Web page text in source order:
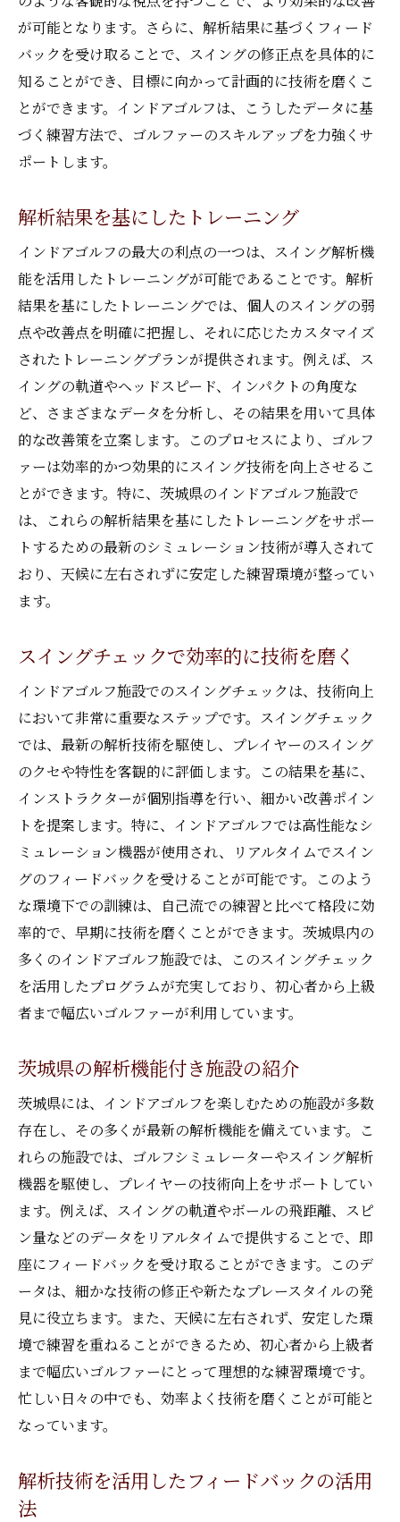
が可能となります。さらに、解析結果に基づくフィード
バックを受け取ることで、スイングの修正点を具体的に
知ることができ、目標に向かって計画的に技術を磨くこ
とができます。インドアゴルフは、こうしたデータに基
づく練習方法で、ゴルファーのスキルアップを力強くサ
ポートします。
解析結果を基にしたトレーニング
インドアゴルフの最大の利点の一つは、スイング解析機
能を活用したトレーニングが可能であることです。解析
結果を基にしたトレーニングでは、個人のスイングの弱
点や改善点を明確に把握し、それに応じたカスタマイズ
されたトレーニングプランが提供されます。例えば、ス
イングの軌道やヘッドスピード、インパクトの角度な
ど、さまざまなデータを分析し、その結果を用いて具体
的な改善策を立案します。このプロセスにより、ゴルフ
ァーは効率的かつ効果的にスイング技術を向上させるこ
とができます。特に、茨城県のインドアゴルフ施設で
は、これらの解析結果を基にしたトレーニングをサポー
トするための最新のシミュレーション技術が導入されて
おり、天候に左右されずに安定した練習環境が整ってい
ます。
スイングチェックで効率的に技術を磨く
インドアゴルフ施設でのスイングチェックは、技術向上
において非常に重要なステップです。スイングチェック
では、最新の解析技術を駆使し、プレイヤーのスイング
のクセや特性を客観的に評価します。この結果を基に、
インストラクターが個別指導を行い、細かい改善ポイン
トを提案します。特に、インドアゴルフでは高性能なシ
ミュレーション機器が使用され、リアルタイムでスイン
グのフィードバックを受けることが可能です。このよう
な環境下での訓練は、自己流での練習と比べて格段に効
率的で、早期に技術を磨くことができます。茨城県内の
多くのインドアゴルフ施設では、このスイングチェック
を活用したプログラムが充実しており、初心者から上級
者まで幅広いゴルファーが利用しています。
茨城県の解析機能付き施設の紹介
茨城県には、インドアゴルフを楽しむための施設が多数
存在し、その多くが最新の解析機能を備えています。こ
れらの施設では、ゴルフシミュレーターやスイング解析
機器を駆使し、プレイヤーの技術向上をサポートしてい
ます。例えば、スイングの軌道やボールの飛距離、スピ
ン量などのデータをリアルタイムで提供することで、即
座にフィードバックを受け取ることができます。このデ
ータは、細かな技術の修正や新たなプレースタイルの発
見に役立ちます。また、天候に左右されず、安定した環
境で練習を重ねることができるため、初心者から上級者
まで幅広いゴルファーにとって理想的な練習環境です。
忙しい日々の中でも、効率よく技術を磨くことが可能と
なっています。
解析技術を活用したフィードバックの活用
法